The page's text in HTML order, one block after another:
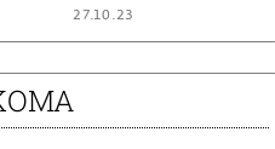
27.10.23